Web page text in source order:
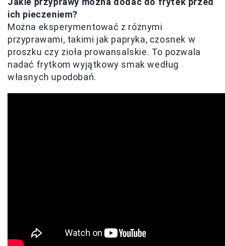
ich pieczeniem?
Można eksperymentować z różnymi
przyprawami, takimi jak papryka, czosnek w
proszku czy zioła prowansalskie. To pozwala
nadać frytkom wyjątkowy smak według
własnych upodobań.